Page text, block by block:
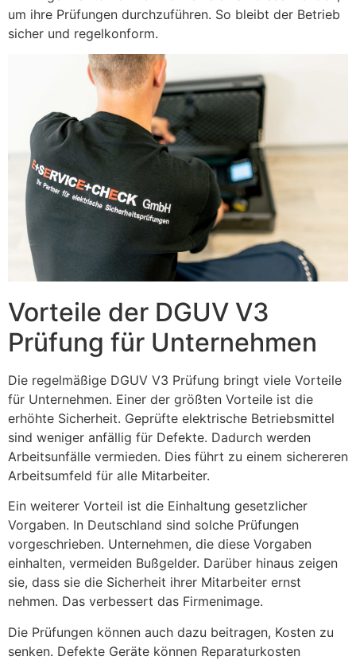
um ihre Prüfungen durchzuführen. So bleibt der Betrieb
sicher und regelkonform.
Vorteile der DGUV V3
Prüfung für Unternehmen
Die regelmäßige DGUV V3 Prüfung bringt viele Vorteile
für Unternehmen. Einer der größten Vorteile ist die
erhöhte Sicherheit. Geprüfte elektrische Betriebsmittel
sind weniger anfällig für Defekte. Dadurch werden
Arbeitsunfälle vermieden. Dies führt zu einem sichereren
Arbeitsumfeld für alle Mitarbeiter.
Ein weiterer Vorteil ist die Einhaltung gesetzlicher
Vorgaben. In Deutschland sind solche Prüfungen
vorgeschrieben. Unternehmen, die diese Vorgaben
einhalten, vermeiden Bußgelder. Darüber hinaus zeigen
sie, dass sie die Sicherheit ihrer Mitarbeiter ernst
nehmen. Das verbessert das Firmenimage.
Die Prüfungen können auch dazu beitragen, Kosten zu
senken. Defekte Geräte können Reparaturkosten